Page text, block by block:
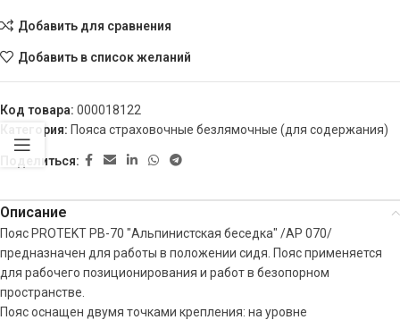
Добавить для сравнения
Добавить в список желаний
Код товара: 000018122
Категория: Пояса страховочные безлямочные (для содержания)
Поделиться:
Описание
Пояс PROTEKT PB-70 "Альпинистская беседка" /AP 070/
предназначен для работы в положении сидя. Пояс применяется
для рабочего позиционирования и работ в безопорном
пространстве.
Пояс оснащен двумя точками крепления: на уровне